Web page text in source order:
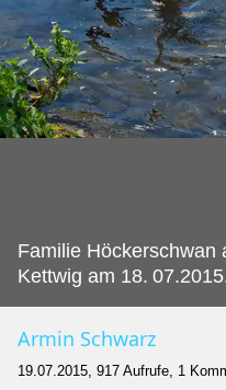
Familie Höckerschwan
Kettwig am 18.
Armin Schwarz
19.07.2015, 917 Aufrufe, 1